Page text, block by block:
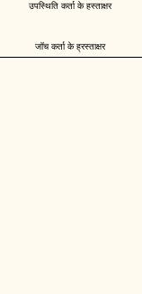
उपस्थिति कर्ता के हस्ताक्षर
जॉच कर्ता के ह्रस्ताक्षर